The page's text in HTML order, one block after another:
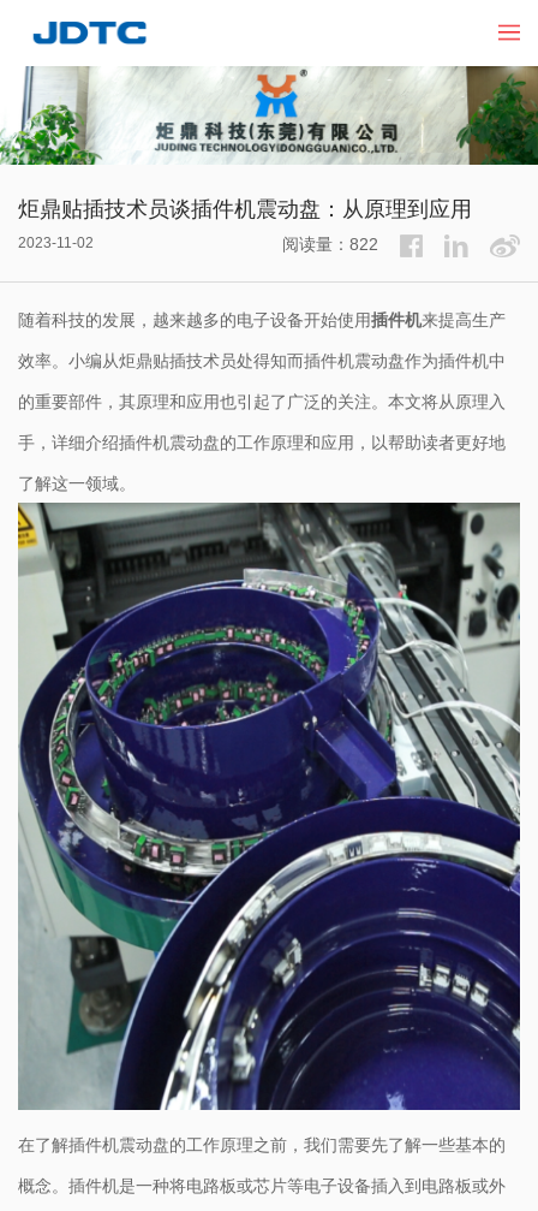
炬鼎贴插技术员谈插件机震动盘：从原理到应用
2023-11-02 阅读量：822
随着科技的发展，越来越多的电子设备开始使用插件机来提高生产
效率。小编从炬鼎贴插技术员处得知而插件机震动盘作为插件机中
的重要部件，其原理和应用也引起了广泛的关注。本文将从原理入
手，详细介绍插件机震动盘的工作原理和应用，以帮助读者更好地
了解这一领域。
在了解插件机震动盘的工作原理之前，我们需要先了解一些基本的
概念。插件机是一种将电路板或芯片等电子设备插入到电路板或外